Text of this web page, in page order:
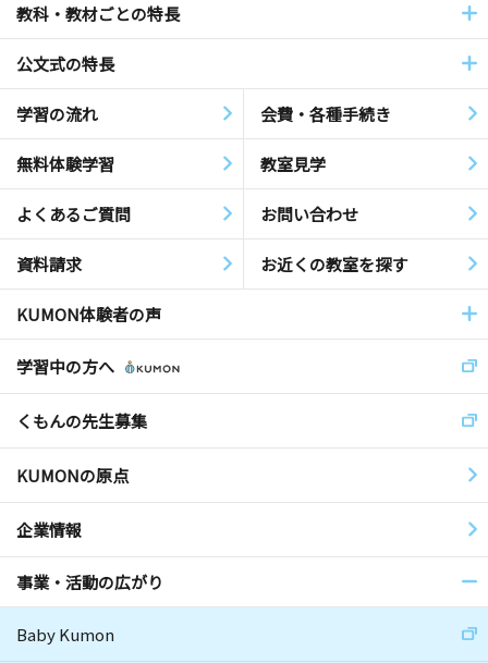
教科・教材ごとの特長
公文式の特長
学習の流れ 会費・各種手続き
無料体験学習 教室見学
よくあるご質問 お問い合わせ
資料請求 お近くの教室を探す
KUMON体験者の声
学習中の方へ
くもんの先生募集
KUMONの原点
企業情報
事業・活動の広がり
Baby Kumon